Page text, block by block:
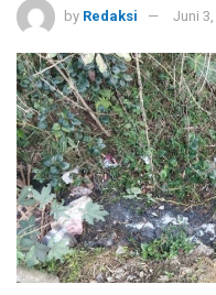
by Redaksi Juni